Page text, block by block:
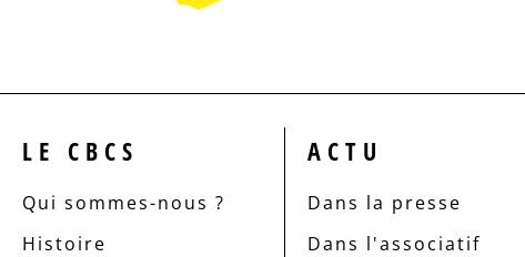
LE CBCS
Qui sommes-nous ?
Histoire
ACTU
Dans la presse
Dans l'associatif